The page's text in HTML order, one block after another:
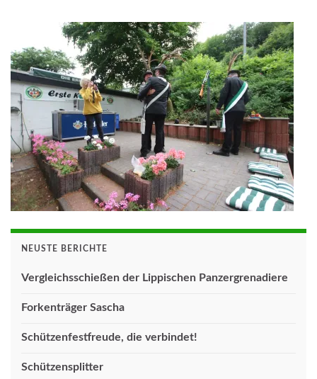
NEUSTE BERICHTE
Vergleichsschießen der Lippischen Panzergrenadiere
Forkenträger Sascha
Schützenfestfreude, die verbindet!
Schützensplitter